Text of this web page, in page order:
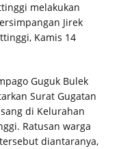
melakukan
Jirek
Kamis 14
Guguk Bulek
Surat Gugatan
di Kelurahan
Ratusan warga
diantaranya,